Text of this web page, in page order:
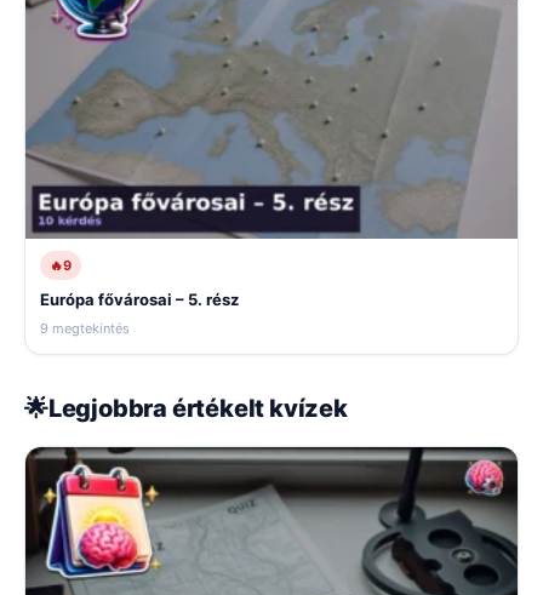
🔥9
Európa fővárosai – 5. rész
9 megtekintés
🌟Legjobbra értékelt kvízek